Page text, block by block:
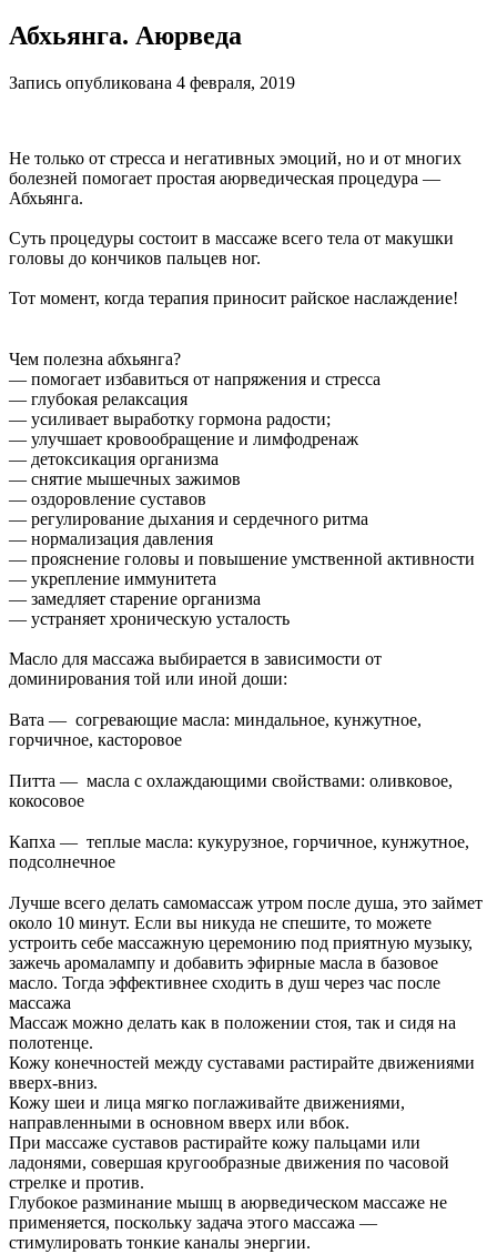
Абхьянга. Аюрведа
Запись опубликована 4 февраля, 2019
Не только от стресса и негативных эмоций, но и от многих
болезней помогает простая аюрведическая процедура —
Абхьянга.
Суть процедуры состоит в массаже всего тела от макушки
головы до кончиков пальцев ног.
Тот момент, когда терапия приносит райское наслаждение!
Чем полезна абхьянга?
— помогает избавиться от напряжения и стресса
— глубокая релаксация
— усиливает выработку гормона радости;
— улучшает кровообращение и лимфодренаж
— детоксикация организма
— снятие мышечных зажимов
— оздоровление суставов
— регулирование дыхания и сердечного ритма
— нормализация давления
— прояснение головы и повышение умственной активности
— укрепление иммунитета
— замедляет старение организма
— устраняет хроническую усталость
Масло для массажа выбирается в зависимости от
доминирования той или иной доши:
Вата — согревающие масла: миндальное, кунжутное,
горчичное, касторовое
Питта — масла с охлаждающими свойствами: оливковое,
кокосовое
Капха — теплые масла: кукурузное, горчичное, кунжутное,
подсолнечное
Лучше всего делать самомассаж утром после душа, это займет
около 10 минут. Если вы никуда не спешите, то можете
устроить себе массажную церемонию под приятную музыку,
зажечь аромалампу и добавить эфирные масла в базовое
масло. Тогда эффективнее сходить в душ через час после
массажа
Массаж можно делать как в положении стоя, так и сидя на
полотенце.
Кожу конечностей между суставами растирайте движениями
вверх-вниз.
Кожу шеи и лица мягко поглаживайте движениями,
направленными в основном вверх или вбок.
При массаже суставов растирайте кожу пальцами или
ладонями, совершая кругообразные движения по часовой
стрелке и против.
Глубокое разминание мышц в аюрведическом массаже не
применяется, поскольку задача этого массажа —
стимулировать тонкие каналы энергии.